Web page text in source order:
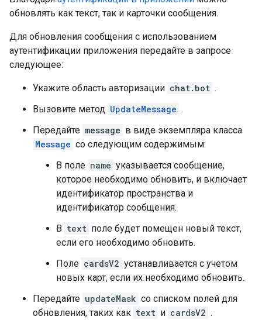
обновлять как текст, так и карточки сообщения.
Для обновления сообщения с использованием
аутентификации приложения передайте в запросе
следующее:
Укажите область авторизации chat.bot .
Вызовите метод UpdateMessage .
Передайте message в виде экземпляра класса
Message со следующим содержимым:
В поле name указывается сообщение,
которое необходимо обновить, и включает
идентификатор пространства и
идентификатор сообщения.
В text поле будет помещен новый текст,
если его необходимо обновить.
Поле cardsV2 устанавливается с учетом
новых карт, если их необходимо обновить.
Передайте updateMask со списком полей для
обновления, таких как text и cardsV2 .